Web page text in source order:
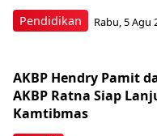
Pendidikan Rabu, 5 Agu
AKBP Hendry Pamit
AKBP Ratna Siap
Kamtibmas